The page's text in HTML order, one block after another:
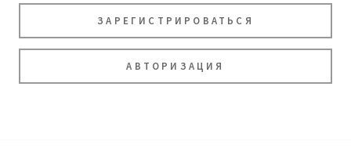
ЗАРЕГИСТРИРОВАТЬСЯ
АВТОРИЗАЦИЯ